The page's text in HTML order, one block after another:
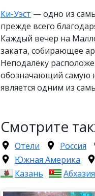
Ки-Уэст — одно из
прежде всего
Каждый вечер на
заката, собирающее
Неподалёку
обозначающий самую
является одним из
Смотрите
Отели Россия
Южная Америка
Казань
Абхазия